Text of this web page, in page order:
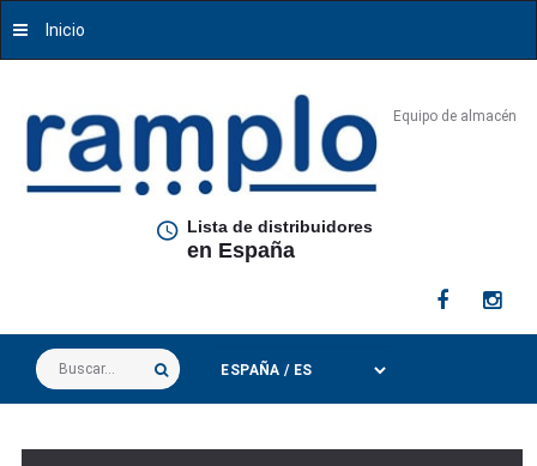
Equipo de almacén
Lista de distribuidores
en España
Inicio
Buscar...